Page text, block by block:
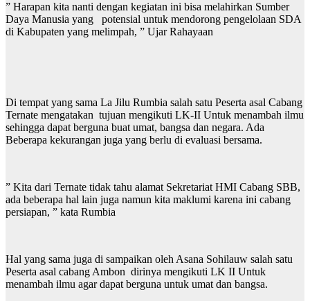
” Harapan kita nanti dengan kegiatan ini bisa melahirkan Sumber
Daya Manusia yang potensial untuk mendorong pengelolaan SDA
di Kabupaten yang melimpah, ” Ujar Rahayaan
Di tempat yang sama La Jilu Rumbia salah satu Peserta asal Cabang
Ternate mengatakan tujuan mengikuti LK-II Untuk menambah ilmu
sehingga dapat berguna buat umat, bangsa dan negara. Ada
Beberapa kekurangan juga yang berlu di evaluasi bersama.
” Kita dari Ternate tidak tahu alamat Sekretariat HMI Cabang SBB,
ada beberapa hal lain juga namun kita maklumi karena ini cabang
persiapan, ” kata Rumbia
Hal yang sama juga di sampaikan oleh Asana Sohilauw salah satu
Peserta asal cabang Ambon dirinya mengikuti LK II Untuk
menambah ilmu agar dapat berguna untuk umat dan bangsa.